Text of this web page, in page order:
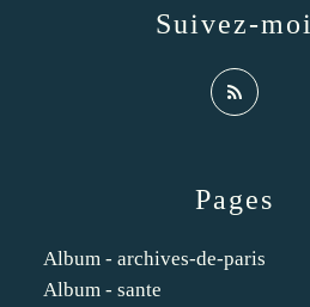
Pages
Album - archives-de-paris
Album - sante
Suivez-moi